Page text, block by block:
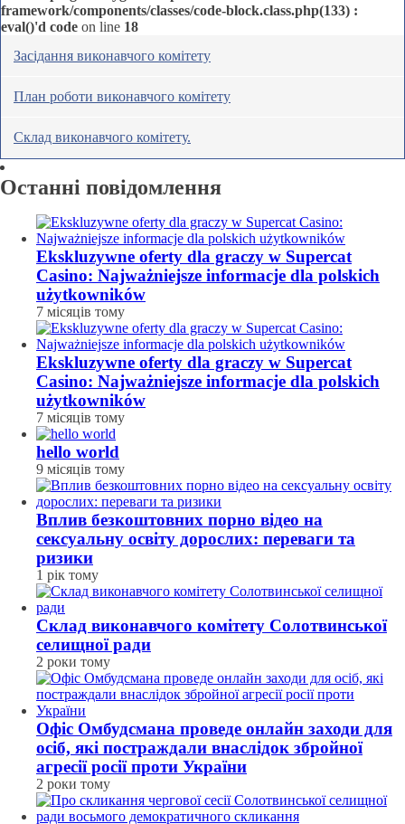
framework/components/classes/code-block.class.php(133) :
eval()'d code on line 18
Засідання виконавчого комітету
План роботи виконавчого комітету
Склад виконавчого комітету.
Останні повідомлення
Ekskluzywne oferty dla graczy w Supercat
Casino: Najważniejsze informacje dla polskich
użytkowników
7 місяців тому
Ekskluzywne oferty dla graczy w Supercat
Casino: Najważniejsze informacje dla polskich
użytkowników
7 місяців тому
hello world
9 місяців тому
Вплив безкоштовних порно відео на
сексуальну освіту дорослих: переваги та
ризики
1 рік тому
Склад виконавчого комітету Солотвинської
селищної ради
2 роки тому
Офіс Омбудсмана проведе онлайн заходи для
осіб, які постраждали внаслідок збройної
агресії росії проти України
2 роки тому